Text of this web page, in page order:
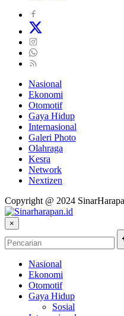
Nasional
Ekonomi
Otomotif
Gaya Hidup
Internasional
Galeri Photo
Olahraga
Kesra
Network
Nextizen
Copyright @ 2024
×
Nasional
Ekonomi
Otomotif
Gaya Hidup
Sosial